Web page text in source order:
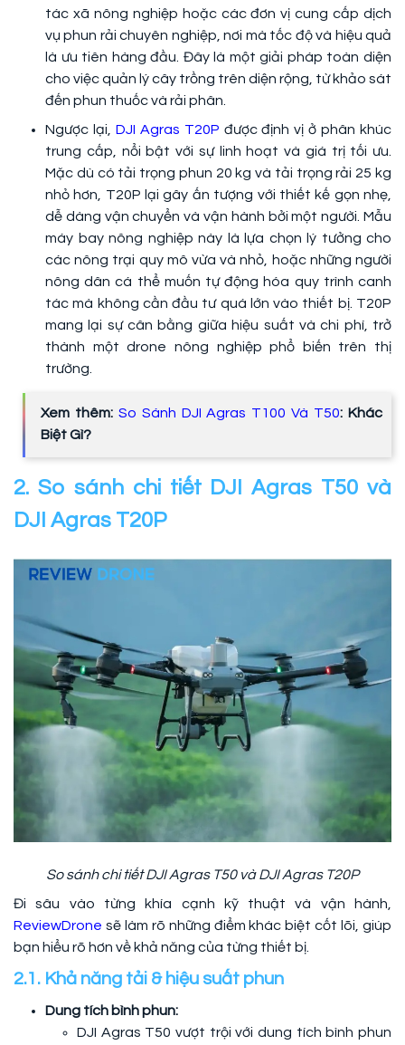
tác xã nông nghiệp hoặc các đơn vị cung cấp dịch
vụ phun rải chuyên nghiệp, nơi mà tốc độ và hiệu quả
là ưu tiên hàng đầu. Đây là một giải pháp toàn diện
cho việc quản lý cây trồng trên diện rộng, từ khảo sát
đến phun thuốc và rải phân.
Ngược lại, DJI Agras T20P được định vị ở phân khúc
trung cấp, nổi bật với sự linh hoạt và giá trị tối ưu.
Mặc dù có tải trọng phun 20 kg và tải trọng rải 25 kg
nhỏ hơn, T20P lại gây ấn tượng với thiết kế gọn nhẹ,
dễ dàng vận chuyển và vận hành bởi một người. Mẫu
máy bay nông nghiệp này là lựa chọn lý tưởng cho
các nông trại quy mô vừa và nhỏ, hoặc những người
nông dân cá thể muốn tự động hóa quy trình canh
tác mà không cần đầu tư quá lớn vào thiết bị. T20P
mang lại sự cân bằng giữa hiệu suất và chi phí, trở
thành một drone nông nghiệp phổ biến trên thị
trường.
Xem thêm: So Sánh DJI Agras T100 Và T50: Khác
Biệt Gì?
2. So sánh chi tiết DJI Agras T50 và
DJI Agras T20P
So sánh chi tiết DJI Agras T50 và DJI Agras T20P
Đi sâu vào từng khía cạnh kỹ thuật và vận hành,
ReviewDrone sẽ làm rõ những điểm khác biệt cốt lõi, giúp
bạn hiểu rõ hơn về khả năng của từng thiết bị.
2.1. Khả năng tải & hiệu suất phun
Dung tích bình phun:
DJI Agras T50 vượt trội với dung tích bình phun